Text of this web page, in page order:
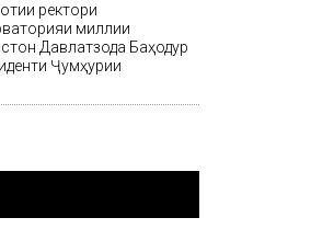
ректори
миллии
Давлатзода Баҳодур
Ҷумҳурии